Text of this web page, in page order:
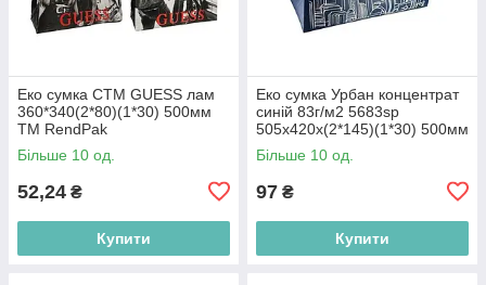
Еко сумка СТМ GUESS лам
360*340(2*80)(1*30) 500мм
ТМ RendPak
Більше 10 од.
52,24 ₴
Купити
Еко сумка Урбан концентрат
синій 83г/м2 5683sp
505x420x(2*145)(1*30) 500мм
ТМ RendPak
Більше 10 од.
97 ₴
Купити